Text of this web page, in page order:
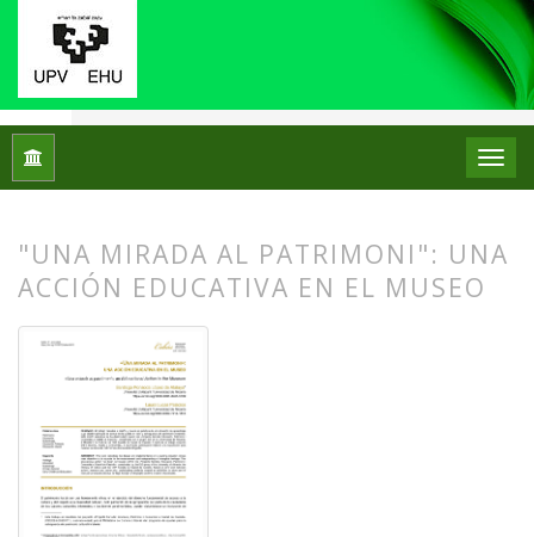
Inicio Núm. 31 (2024): Monográfico: Didáctica
"UNA MIRADA AL PATRIMONI": UNA
ACCIÓN EDUCATIVA EN EL MUSEO